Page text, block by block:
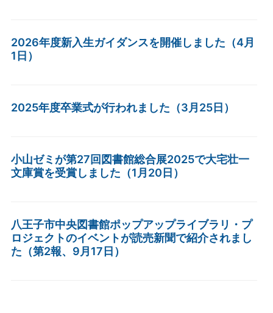
2026年度新入生ガイダンスを開催しました（4月
1日）
2025年度卒業式が行われました（3月25日）
小山ゼミが第27回図書館総合展2025で大宅壮一
文庫賞を受賞しました（1月20日）
八王子市中央図書館ポップアップライブラリ・プ
ロジェクトのイベントが読売新聞で紹介されまし
た（第2報、9月17日）